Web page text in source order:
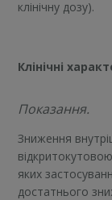
клінічну дозу).
Клінічні
Показання.
Зниження
яких
достатнього